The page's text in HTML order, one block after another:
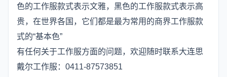
色的工作服款式表示文雅，黑色的工作服款式表示高
贵，在世界各国，它们都是最为常用的商界工作服款
式的“基本色”
有任何关于工作服方面的问题，欢迎随时联系大连思
戴尔工作服：0411-87573851